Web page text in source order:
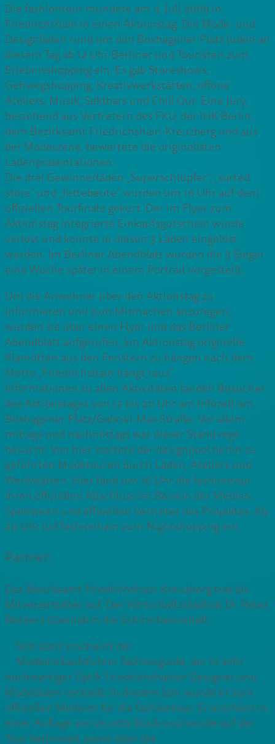
Die fashiontour mündete am 4. Juli 2009 in
Friedrichshain in einen Aktionstag. Die Mode- und
Designläden rund um den Boxhagener Platz luden an
diesem Tag ab 12 Uhr Berliner und Touristen zum
Erlebnisshopping ein. Es gab Storeshows,
Gehwegshopping, Kreativwerkstätten, offene
Ateliers, Musik, Sektbars und Chill Out. Eine Jury,
bestehend aus Vertretern des FKU, der IHK Berlin,
dem Bezirksamt Friedrichshain-Kreuzberg und aus
der Modeszene, bewertete die originellsten
Ladenpräsentationen.
Die drei Gewinnerläden „Superschlüpfer“, „sorted
store“ und „fettebeute“ wurden um 16 Uhr auf dem
offiziellen Tourfinale gekürt. Der im Flyer zum
Aktionstag integrierte Einkaufsgutschein wurde
verlost und konnte in diesen 3 Läden eingelöst
werden. Im Berliner Abendblatt wurden die 3 Sieger
eine Woche später in einem Portrait vorgestellt.
Um die Anwohner über den Aktionstag zu
informieren und zum Mitmachen anzuregen,
wurden sie über einen Flyer und das Berliner
Abendblatt aufgerufen, am Aktionstag originelle
Klamotten aus den Fenstern zu hängen nach dem
Motto „Friedrichshain hängt raus“.
Informationen zu allen Aktivitäten fanden Besucher
des Aktionstages von 12 bis 20 Uhr am Infozelt am
Boxhagener Platz/Gabriel-Max-Straße. Vor allem
mittags und nachmittags war dieser Stand rege
besucht. Von hier startete der designpool.berlin zu
geführten Modetouren durch Läden, Ateliers und
Werkstätten. Hier fand um 16 Uhr die fashiontour
ihren offiziellen Abschluss im Beisein der Medien,
Sponsoren und offiziellen Vertreter des Projektes. Ab
20 Uhr lud fashionhain zum Nightshopping ein.
Partner:
Das Bezirksamt Friedrichshain-Kreuzberg trat als
Mitveranstalter auf. Der Wirtschaftsstadtrat Dr. Peter
Beckers übernahm die Schirmherrschaft.
Seit 2007 erscheint der
Modeeinkaufsführer fashionguide, der in sehr
hochwertiger Optik Friedrichshainer Designer und
Modeläden vorstellt. In diesem Jahr wurde er zum
offiziellen Medium für die fashiontour. Er erschien in
einer Auflage von 25.000 Stück und wurde auf der
Tour berlinweit sowie über die